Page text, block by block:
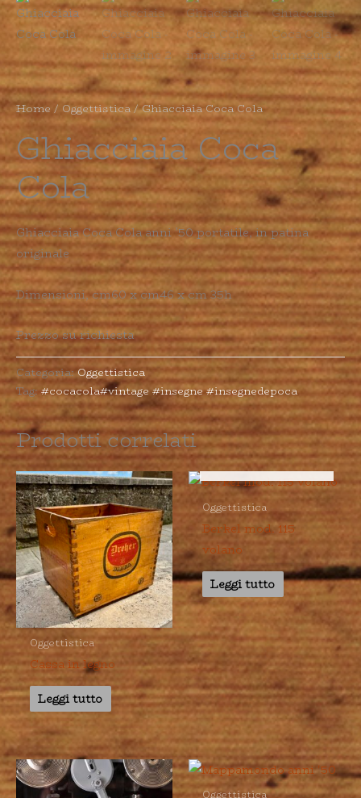
Home / Oggettistica / Ghiacciaia Coca Cola
Ghiacciaia Coca
Cola
Ghiacciaia Coca Cola anni ’50 portatile, in patina
originale
Dimensioni, cm60 x cm46 x cm 35h
Prezzo su richiesta
Categoria:Oggettistica
Tag:#cocacola#vintage #insegne #insegnedepoca
Prodotti correlati
Oggettistica
Cassa in legno
Leggi tutto
ESAURITO
Oggettistica
Berkel mod. 115
volano
Leggi tutto